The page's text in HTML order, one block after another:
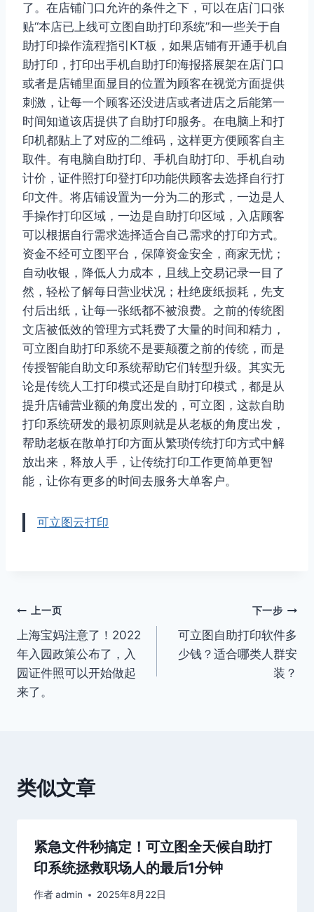
了。在店铺门口允许的条件之下，可以在店门口张
贴“本店已上线可立图自助打印系统”和一些关于自
助打印操作流程指引KT板，如果店铺有开通手机自
助打印，打印出手机自助打印海报搭展架在店门口
或者是店铺里面显目的位置为顾客在视觉方面提供
刺激，让每一个顾客还没进店或者进店之后能第一
时间知道该店提供了自助打印服务。在电脑上和打
印机都贴上了对应的二维码，这样更方便顾客自主
取件。有电脑自助打印、手机自助打印、手机自动
计价，证件照打印登打印功能供顾客去选择自行打
印文件。将店铺设置为一分为二的形式，一边是人
手操作打印区域，一边是自助打印区域，入店顾客
可以根据自行需求选择适合自己需求的打印方式。
资金不经可立图平台，保障资金安全，商家无忧；
自动收银，降低人力成本，且线上交易记录一目了
然，轻松了解每日营业状况；杜绝废纸损耗，先支
付后出纸，让每一张纸都不被浪费。之前的传统图
文店被低效的管理方式耗费了大量的时间和精力，
可立图自助打印系统不是要颠覆之前的传统，而是
传授智能自助文印系统帮助它们转型升级。其实无
论是传统人工打印模式还是自助打印模式，都是从
提升店铺营业额的角度出发的，可立图，这款自助
打印系统研发的最初原则就是从老板的角度出发，
帮助老板在散单打印方面从繁琐传统打印方式中解
放出来，释放人手，让传统打印工作更简单更智
能，让你有更多的时间去服务大单客户。
可立图云打印
文
章
导
航
上一页
上海宝妈注意了！2022
年入园政策公布了，入
园证件照可以开始做起
来了。
下一步
可立图自助打印软件多
少钱？适合哪类人群安
装？
类似文章
紧急文件秒搞定！可立图全天候自助打
印系统拯救职场人的最后1分钟
作者admin 2025年8月22日